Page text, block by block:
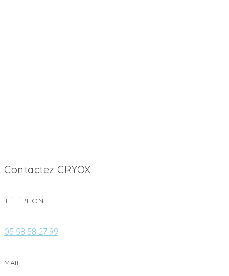
Contactez CRYOX
TÉLÉPHONE
05 58 58 27 99
MAIL